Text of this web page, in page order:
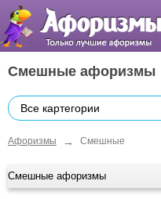
Смешные афоризмы
Все картегории
Афоризмы → Смешные
Смешные афоризмы